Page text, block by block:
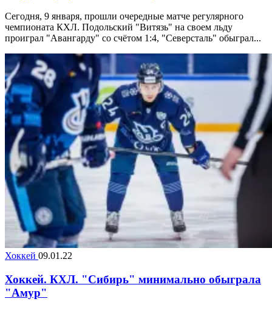
Сегодня, 9 января, прошли очередные матче регулярного
чемпионата КХЛ. Подольский "Витязь" на своем льду
проиграл "Авангарду" со счётом 1:4, "Северсталь" обыграл...
Хоккей 09.01.22
Хоккей. КХЛ. "Сибирь" минимально обыграла
"Амур"